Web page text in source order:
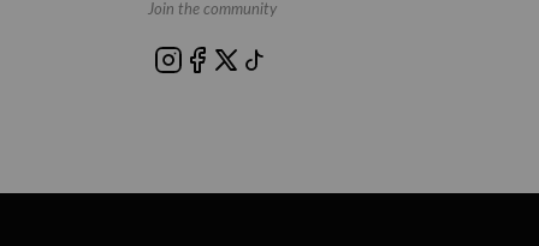
Join the community